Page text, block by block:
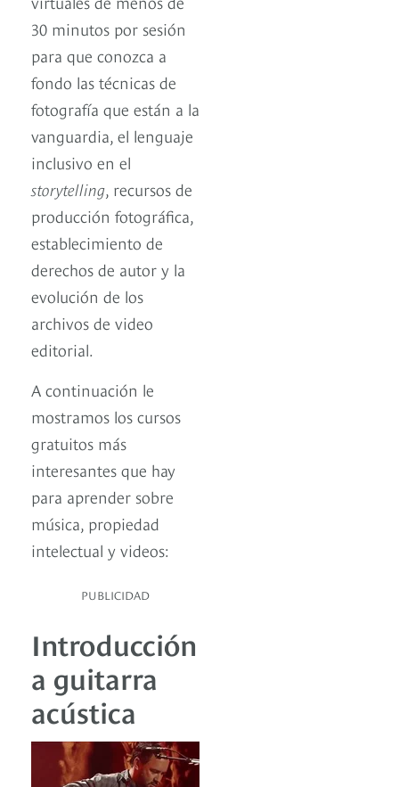
30 minutos por sesión
para que conozca a
fondo las técnicas de
fotografía que están a la
vanguardia, el lenguaje
inclusivo en el
storytelling, recursos de
producción fotográfica,
establecimiento de
derechos de autor y la
evolución de los
archivos de video
editorial.
A continuación le
mostramos los cursos
gratuitos más
interesantes que hay
para aprender sobre
música, propiedad
intelectual y videos:
PUBLICIDAD
Introducción
a guitarra
acústica